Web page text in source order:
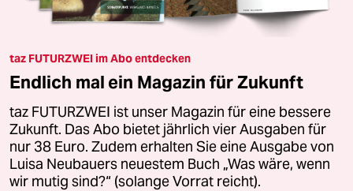
taz FUTURZWEI im Abo entdecken
Endlich mal ein Magazin für Zukunft
taz FUTURZWEI ist unser Magazin für eine bessere
Zukunft. Das Abo bietet jährlich vier Ausgaben für
nur 38 Euro. Zudem erhalten Sie eine Ausgabe von
Luisa Neubauers neuestem Buch „Was wäre, wenn
wir mutig sind?“ (solange Vorrat reicht).